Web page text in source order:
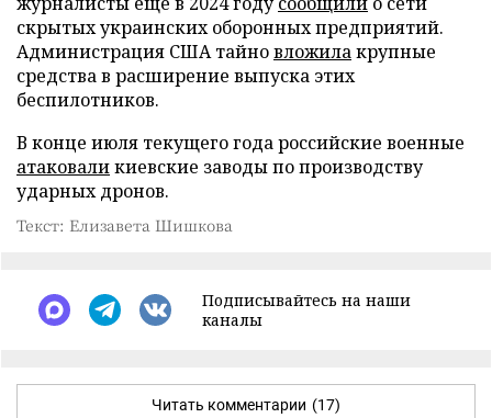
скрытых украинских оборонных предприятий.
Администрация США тайновложилакрупные
средства в расширение выпуска этих
беспилотников.
В конце июля текущего года российские военные
атаковаликиевские заводы по производству
ударных дронов.
Текст: Елизавета Шишкова
Подписывайтесь на наши
каналы
Читать комментарии (17)